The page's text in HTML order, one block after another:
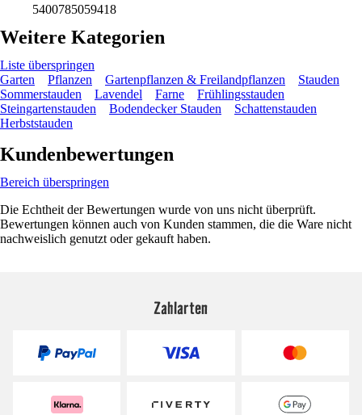
5400785059418
Weitere Kategorien
Liste überspringen
Garten
Pflanzen Gartenpflanzen & Freilandpflanzen
Stauden
Sommerstauden
Lavendel Farne
Frühlingsstauden
Steingartenstauden
Bodendecker Stauden
Schattenstauden
Herbststauden
Kundenbewertungen
Bereich überspringen
Die Echtheit der Bewertungen wurde von uns nicht überprüft.
Bewertungen können auch von Kunden stammen, die die Ware nicht
nachweislich genutzt oder gekauft haben.
Zahlarten